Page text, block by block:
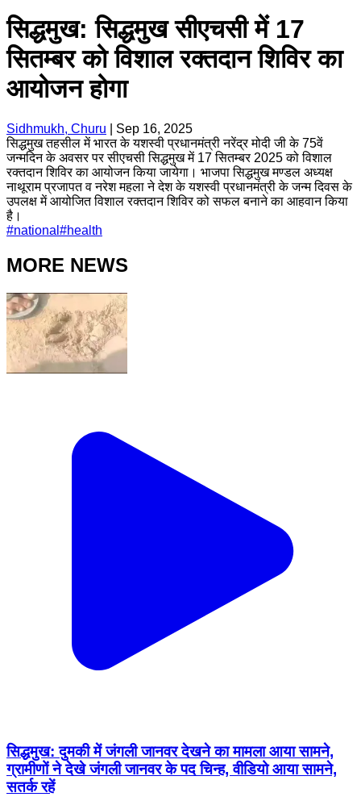
सिद्धमुख: सिद्धमुख सीएचसी में 17
सितम्बर को विशाल रक्तदान शिविर का
आयोजन होगा
Sidhmukh, Churu
Sep 16, 2025
सिद्धमुख तहसील में भारत के यशस्वी प्रधानमंत्री नरेंद्र मोदी जी के 75वें
जन्मदिन के अवसर पर सीएचसी सिद्धमुख में 17 सितम्बर 2025 को विशाल
रक्तदान शिविर का आयोजन किया जायेगा। भाजपा सिद्धमुख मण्डल अध्यक्ष
नाथूराम प्रजापत व नरेश महला ने देश के यशस्वी प्रधानमंत्री के जन्म दिवस के
उपलक्ष में आयोजित विशाल रक्तदान शिविर को सफल बनाने का आहवान किया
है।
#national #health
MORE NEWS
सिद्धमुख: दुमकी में जंगली जानवर देखने का मामला आया सामने,
ग्रामीणों ने देखे जंगली जानवर के पद चिन्ह, वीडियो आया सामने,
सतर्क रहें